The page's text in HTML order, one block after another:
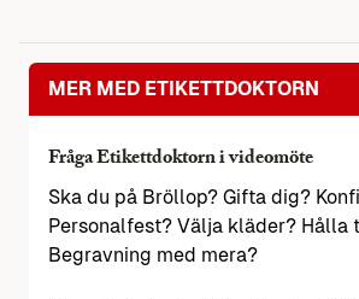
MER MED ETIKETTDOKTORN
Fråga Etikettdoktorn i videomöte
Ska du på Bröllop? Gifta dig?
Personalfest? Välja kläder? Hålla
Begravning med mera?